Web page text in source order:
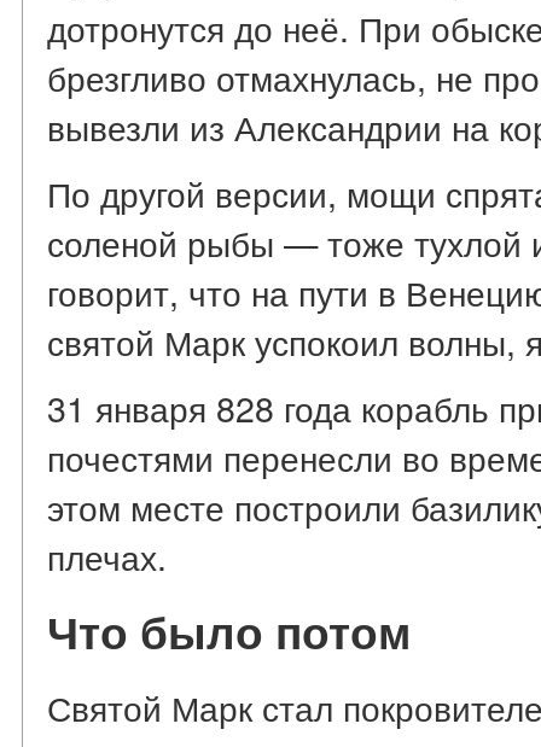
дотронутся до неё. При
брезгливо отмахнулась, не
вывезли из Александрии на
По другой версии, мощи
соленой рыбы — тоже тухлой
говорит, что на пути в
святой Марк успокоил волны,
31 января 828 года корабль
почестями перенесли во
этом месте построили
плечах.
Что было потом
Святой Марк стал